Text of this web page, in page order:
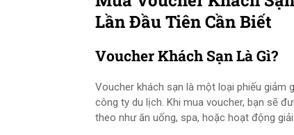
Lần Đầu Tiên Cần Biết
Voucher Khách Sạn Là Gì?
Voucher khách sạn là một loại phiếu
công ty du lịch. Khi mua voucher, bạn sẽ
theo như ăn uống, spa, hoặc hoạt động